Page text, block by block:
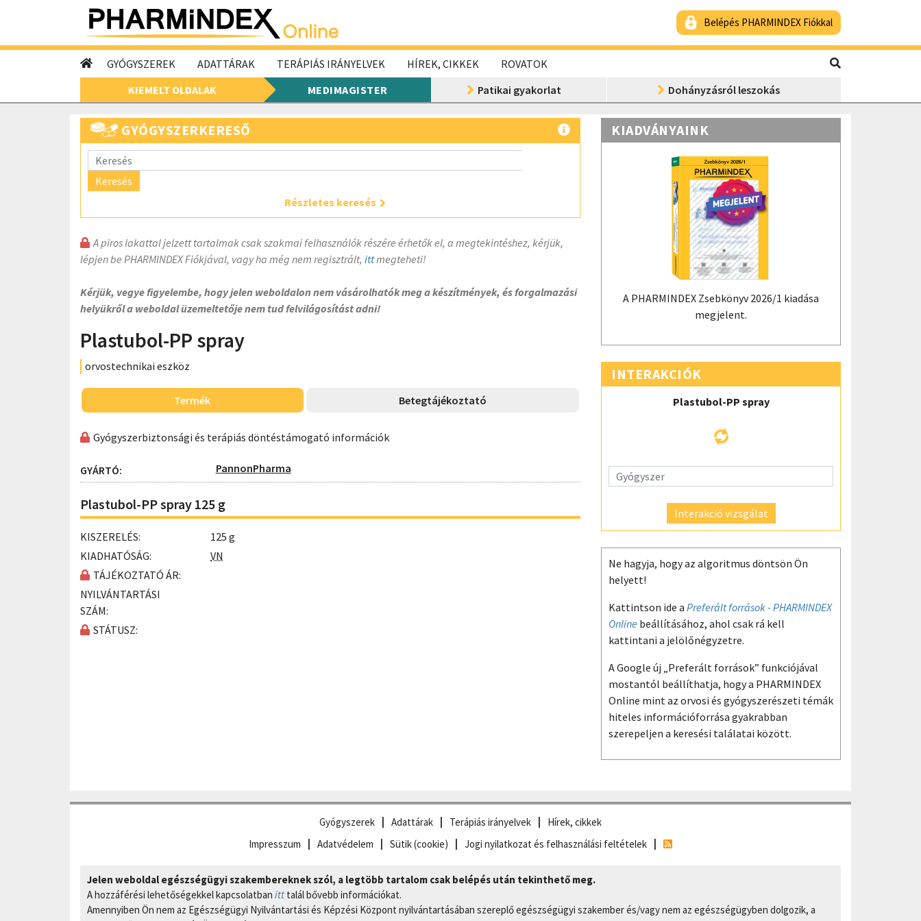
Belépés PHARMINDEX Fiókkal
GYÓGYSZEREK ADATTÁRAK TERÁPIÁS IRÁNYELVEK HÍREK, CIKKEK
ROVATOK
KIEMELT OLDALAK
MEDIMAGISTER Patikai gyakorlat Dohányzásról leszokás
GYÓGYSZERKERESŐ
Keresés
Részletes keresés
A piros lakattal jelzett tartalmak csak szakmai felhasználók részére érhetők el, a megtekintéshez, kérjük,
lépjen be PHARMINDEX Fiókjával, vagy ha még nem regisztrált, ittmegteheti!
Kérjük, vegye figyelembe, hogy jelen weboldalon nem vásárolhatók meg a készítmények, és forgalmazási
helyükről a weboldal üzemeltetője nem tud felvilágosítást adni!
Plastubol-PP spray
orvostechnikai eszköz
Termék Betegtájékoztató
Gyógyszerbiztonsági és terápiás döntéstámogató információk
GYÁRTÓ: PannonPharma
Plastubol-PP spray 125 g
KISZERELÉS:
125 g
KIADHATÓSÁG:
VN
TÁJÉKOZTATÓ ÁR:
NYILVÁNTARTÁSI
SZÁM:
STÁTUSZ:
KIADVÁNYAINK
A PHARMINDEX Zsebkönyv 2026/1 kiadása
megjelent.
INTERAKCIÓK
Plastubol-PP spray
Interakció vizsgálat
Ne hagyja, hogy az algoritmus döntsön Ön
helyett!
Kattintson ide a Preferált források - PHARMINDEX
Online beállításához, ahol csak rá kell
kattintani a jelölőnégyzetre.
A Google új „Preferált források” funkciójával
mostantól beállíthatja, hogy a PHARMINDEX
Online mint az orvosi és gyógyszerészeti témák
hiteles információforrása gyakrabban
szerepeljen a keresési találatai között.
Gyógyszerek Adattárak Terápiás irányelvek
Hírek, cikkek
Impresszum
Adatvédelem Sütik (cookie) Jogi nyilatkozat és felhasználási feltételek
Jelen weboldal egészségügyi szakembereknek szól, a legtöbb tartalom csak belépés után tekinthető meg.
A hozzáférési lehetőségekkel kapcsolatban itt talál bővebb információkat.
Amennyiben Ön nem az Egészségügyi Nyilvántartási és Képzési Központ nyilvántartásában szereplő egészségügyi szakember és/vagy nem az egészségügyben dolgozik, a